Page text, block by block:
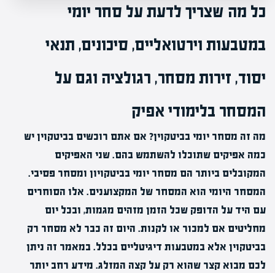
כל מה שצריך לדעת על סחר יומי
במטבעות וירטואליים, סיכונים, תנאי
יסוד, זירות מסחר, רגולציה וגם על
המסחר בלימודי אפיק
מה זה מסחר יומי בביטקוין? אם אתם רוכשים בביטקוין יש
כמה אפיקים שתוכלו להשתמש בהם. שני האפיקים
המקובלים ביותר הם מסחר יומי בביטקויון ומסחר פסיבי.
המסחר היומי הוא המסחר של המקצוענים. אלו הסוחרים
עם היד על הדופק שכל הזמן מזהים מגמות, ובכל יום
מחליטים אם למכור או לקנות. היום זה כבר לא מסחר רק
בביטקוין אלא במטבעות דיגיטליים בכלל. במאמר זה ניתן
לכם מבוא קצר שהוא רק על קצה המזלג. מידע רחב יותר